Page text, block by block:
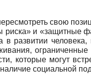
свою
риска» и «защитные
в развитии
которые могут
социальной